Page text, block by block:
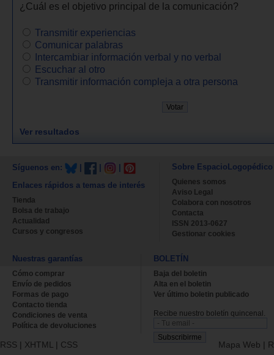
¿Cuál es el objetivo principal de la comunicación?
Transmitir experiencias
Comunicar palabras
Intercambiar información verbal y no verbal
Escuchar al otro
Transmitir información compleja a otra persona
Ver resultados
Síguenos en:
Enlaces rápidos a temas de interés
Tienda
Bolsa de trabajo
Actualidad
Cursos y congresos
Sobre EspacioLogopédico
Quienes somos
Aviso Legal
Colabora con nosotros
Contacta
ISSN 2013-0627
Gestionar cookies
Nuestras garantías
Cómo comprar
Envío de pedidos
Formas de pago
Contacto tienda
Condiciones de venta
Política de devoluciones
BOLETÍN
Baja del boletin
Alta en el boletin
Ver último boletin publicado
Recibe nuestro boletín quincenal.
RSS | XHTML | CSS Mapa Web |